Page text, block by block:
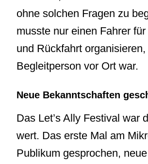
ohne solchen Fragen zu
musste nur einen Fahrer
und Rückfahrt
Begleitperson vor Ort war.
Neue Bekanntschaften
Das Let’s Ally Festival war
wert. Das erste Mal am
Publikum gesprochen, neue